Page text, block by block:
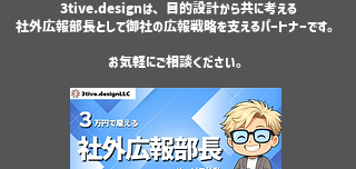
3tive.designは、目的設計から共に考える
社外広報部長として御社の広報戦略を支えるパートナーです。
お気軽にご相談ください。